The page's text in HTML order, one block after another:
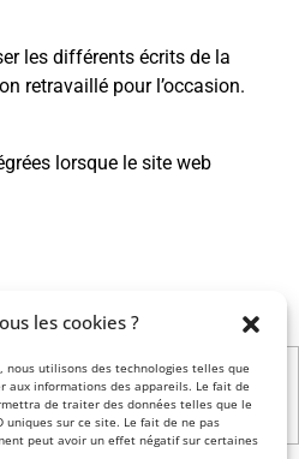
les cookies ?
utilisons des technologies telles que
aux informations des appareils. Le fait de
de traiter des données telles que le
sur ce site. Le fait de ne pas
peut avoir un effet négatif sur certaines
les différents écrits de la
retravaillé pour l’occasion.
lorsque le site web
ou encore
Brand video